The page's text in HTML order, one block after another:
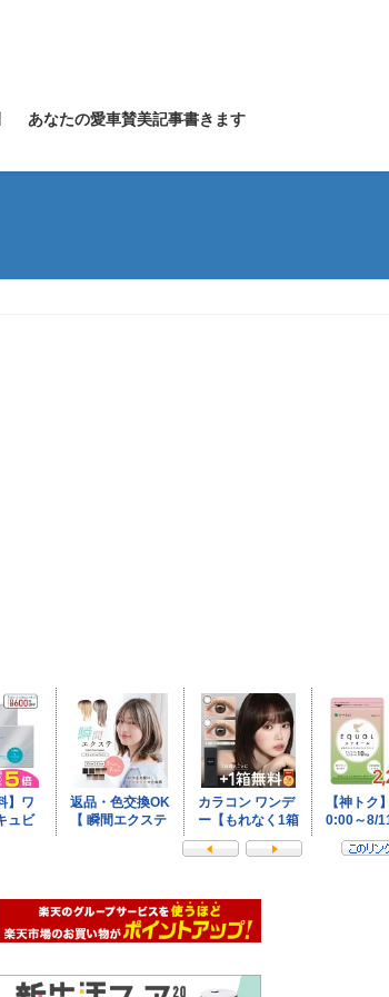
あなたの愛車賛美記事書きます